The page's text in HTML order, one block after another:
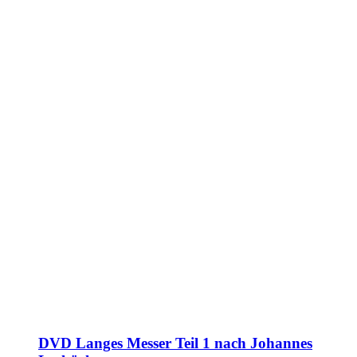
DVD Langes Messer Teil 1 nach Johannes